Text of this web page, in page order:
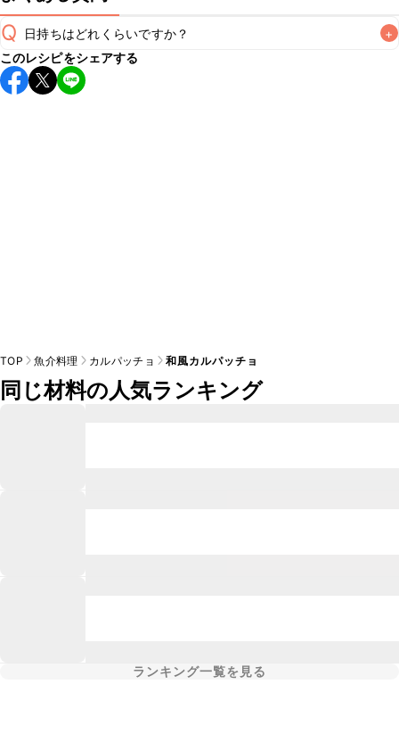
Q 日持ちはどれくらいですか？ +
保存期間は冷蔵で当日中が目安です。なるべくお早めにお召
し上がりください。
このレシピをシェアする
TOP 魚介料理 カルパッチョ 和風カルパッチョ
同じ材料の人気ランキング
ランキング一覧を見る